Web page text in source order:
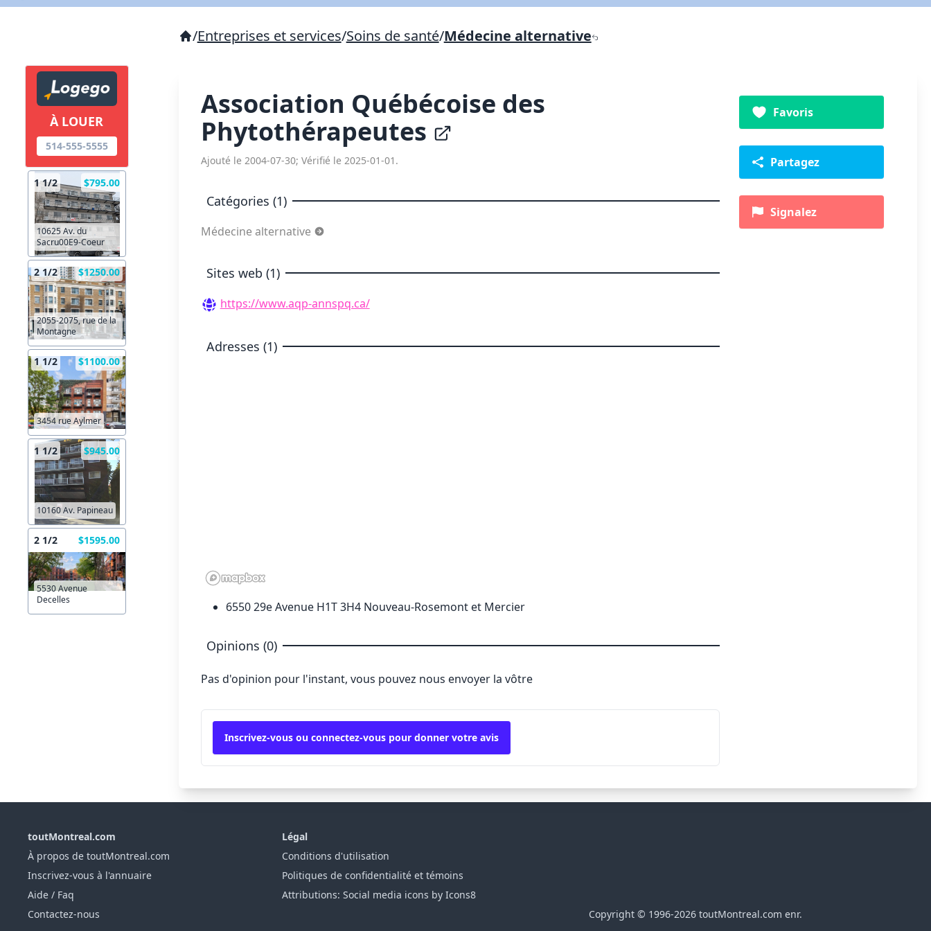
À LOUER
514-555-5555
1 1/2 $795.00
10625 Av. du
Sacru00E9-Coeur
2 1/2 $1250.00
2055-2075, rue de la
Montagne
1 1/2 $1100.00
3454 rue Aylmer
1 1/2 $945.00
10160 Av. Papineau
2 1/2 $1595.00
5530 Avenue
Decelles
/Entreprises et services/Soins de santé/Médecine alternative
Association Québécoise des
Phytothérapeutes
Ajouté le 2004-07-30; Vérifié le 2025-01-01.
Catégories (1)
Médecine alternative
Sites web (1)
https://www.aqp-annspq.ca/
Adresses (1)
6550 29e Avenue H1T 3H4 Nouveau-Rosemont et Mercier
Opinions (0)
Pas d'opinion pour l'instant, vous pouvez nous envoyer la vôtre
Inscrivez-vous ou connectez-vous pour donner votre avis
Favoris
Partagez
Signalez
toutMontreal.com
À propos de toutMontreal.com
Inscrivez-vous à l'annuaire
Aide / Faq
Contactez-nous
Légal
Conditions d'utilisation
Politiques de confidentialité et témoins
Attributions: Social media icons by Icons8
Copyright © 1996-2026 toutMontreal.com enr.
X Fermer Envoyez
X Fermer